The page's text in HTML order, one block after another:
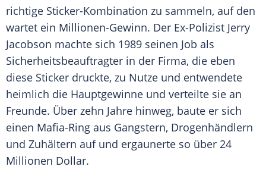
richtige Sticker-Kombination zu sammeln, auf den
wartet ein Millionen-Gewinn. Der Ex-Polizist Jerry
Jacobson machte sich 1989 seinen Job als
Sicherheitsbeauftragter in der Firma, die eben
diese Sticker druckte, zu Nutze und entwendete
heimlich die Hauptgewinne und verteilte sie an
Freunde. Über zehn Jahre hinweg, baute er sich
einen Mafia-Ring aus Gangstern, Drogenhändlern
und Zuhältern auf und ergaunerte so über 24
Millionen Dollar.